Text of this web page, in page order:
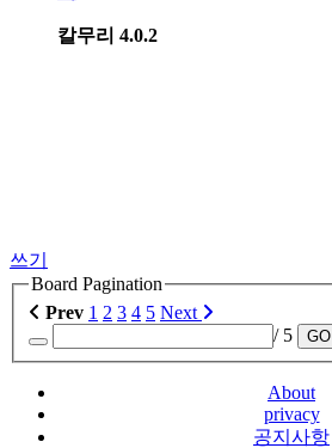
칼무리 4.0.2
쓰기
Board Pagination
Prev 1 2 3 4 5 Next
/ 5
GO
About
privacy
공지사항